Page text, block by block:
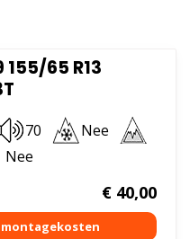
155/65 R13
70
Nee
Nee
€40,00